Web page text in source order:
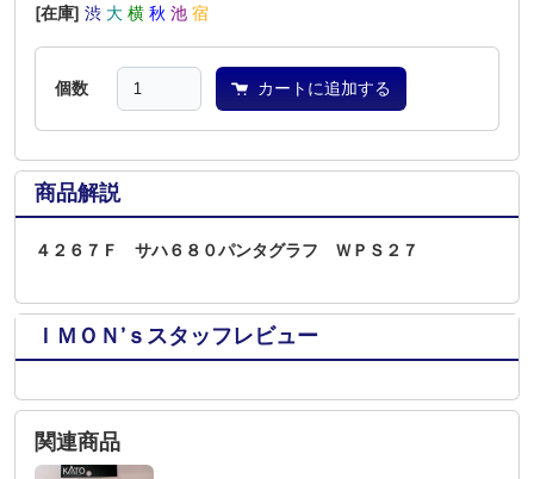
[在庫] 渋 大 横 秋 池 宿
個数 カートに追加する
商品解説
４２６７Ｆ サハ６８０パンタグラフ ＷＰＳ２７
ＩＭＯＮ’ｓスタッフレビュー
関連商品